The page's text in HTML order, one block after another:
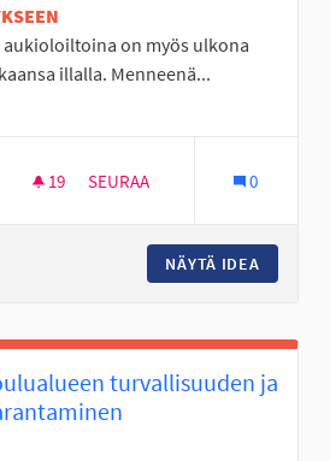
on myös ulkona
illalla. Menneenä...
mukaan: Läntinen Seinäjoki
19 19 SEURAAJAA
SEURAA 0
NÄYTÄ IDEA
turvallisuuden ja